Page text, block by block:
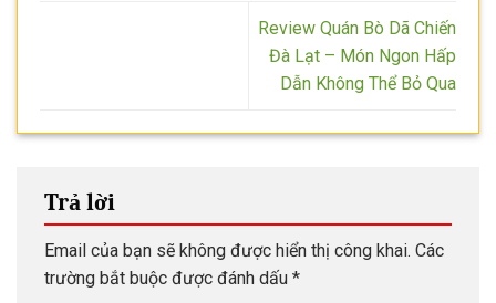
Review Quán Bò Dã Chiến
Đà Lạt – Món Ngon Hấp
Dẫn Không Thể Bỏ Qua
Trả lời
Email của bạn sẽ không được hiển thị công khai. Các
trường bắt buộc được đánh dấu *